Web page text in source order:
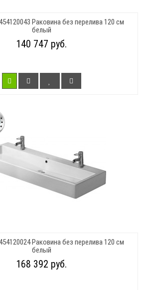
Раковина без перелива 120 см
белый
140 747 руб.
Раковина без перелива 120 см
белый
168 392 руб.